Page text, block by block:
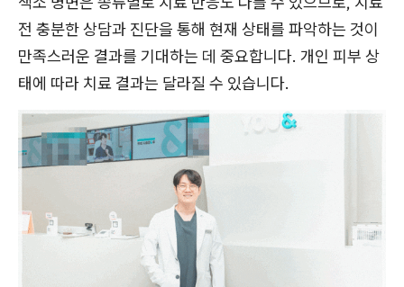
전 충분한 상담과 진단을 통해 현재 상태를 파악하는 것이
만족스러운 결과를 기대하는 데 중요합니다. 개인 피부 상
태에 따라 치료 결과는 달라질 수 있습니다.